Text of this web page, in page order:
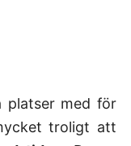
platser med för
troligt att